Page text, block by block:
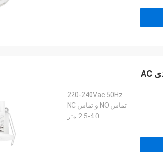
220-240Vac 50Hz
تماس NO و تماس NC
2.5-4.0 متر